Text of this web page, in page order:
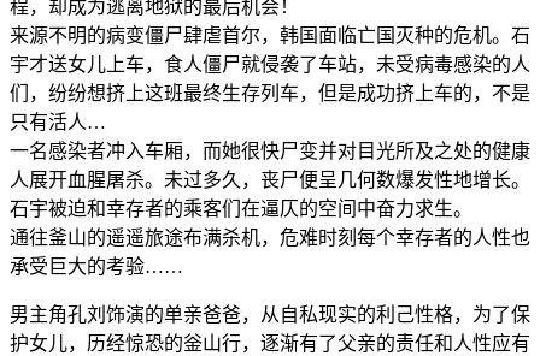
程，却成为逃离地狱的最后机会！
来源不明的病变僵尸肆虐首尔，韩国面临亡国灭种的危机。石
宇才送女儿上车，食人僵尸就侵袭了车站，未受病毒感染的人
们，纷纷想挤上这班最终生存列车，但是成功挤上车的，不是
只有活人…
一名感染者冲入车厢，而她很快尸变并对目光所及之处的健康
人展开血腥屠杀。未过多久，丧尸便呈几何数爆发性地增长。
石宇被迫和幸存者的乘客们在逼仄的空间中奋力求生。
通往釜山的遥遥旅途布满杀机，危难时刻每个幸存者的人性也
承受巨大的考验……
男主角孔刘饰演的单亲爸爸，从自私现实的利己性格，为了保
护女儿，历经惊恐的釡山行，逐渐有了父亲的责任和人性应有